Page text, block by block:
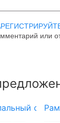
или
округ